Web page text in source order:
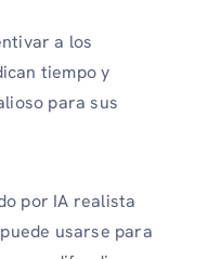
a los
tiempo y
para sus
por IA realista
usarse para